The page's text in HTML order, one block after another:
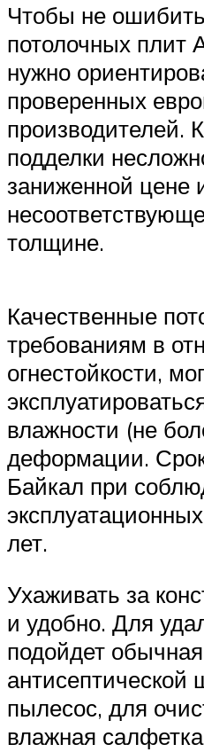
Чтобы не
потолочных плит
нужно
проверенных
производителей.
подделки
заниженной цене
толщине.
Качественные
требованиям в
огнестойкости,
влажности (не
деформации.
Байкал при
лет.
Ухаживать за
и удобно. Для
подойдет
антисептической
пылесос, для
влажная